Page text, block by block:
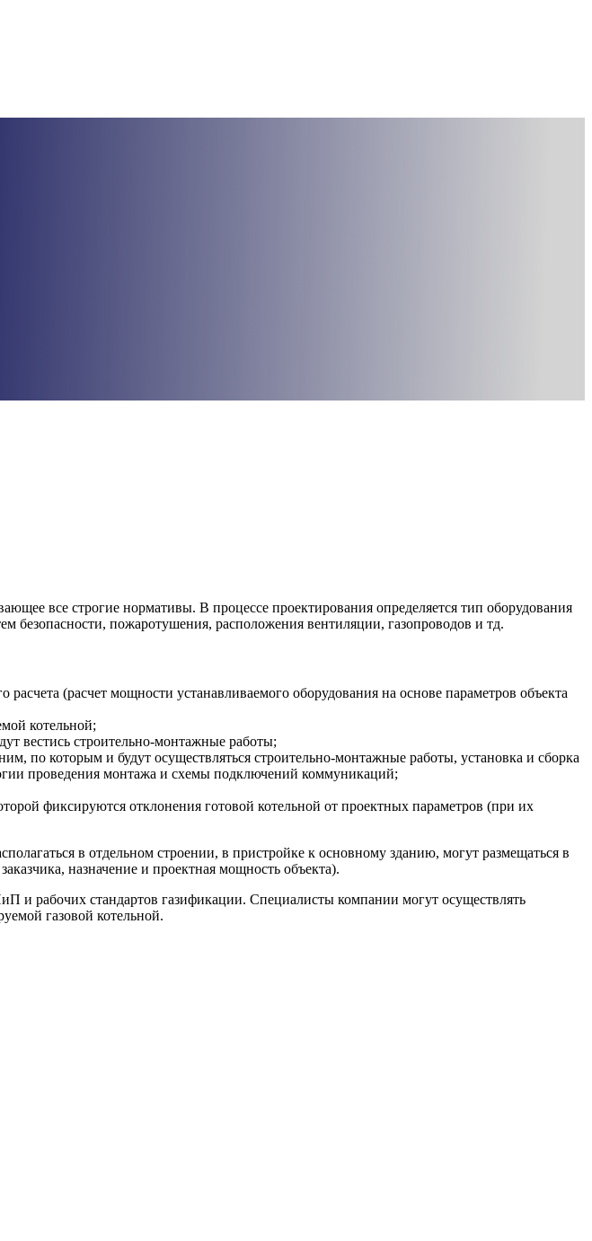
все строгие нормативы. В процессе проектирования определяется тип оборудования
безопасности, пожаротушения, расположения вентиляции, газопроводов и тд.
(расчет мощности устанавливаемого оборудования на основе параметров объекта
котельной;
вестись строительно-монтажные работы;
по которым и будут осуществляться строительно-монтажные работы, установка и сборка
проведения монтажа и схемы подключений коммуникаций;
фиксируются отклонения готовой котельной от проектных параметров (при их
в отдельном строении, в пристройке к основному зданию, могут размещаться в
назначение и проектная мощность объекта).
и рабочих стандартов газификации. Специалисты компании могут осуществлять
газовой котельной.